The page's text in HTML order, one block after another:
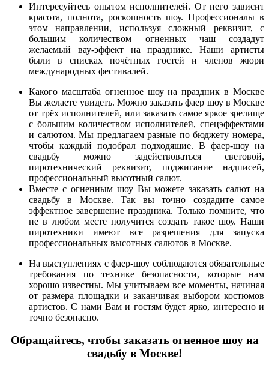
Интересуйтесь опытом исполнителей. От него зависит
красота, полнота, роскошность шоу. Профессионалы в
этом направлении, используя сложный реквизит, с
большим количеством огненных чаш создадут
желаемый вау-эффект на празднике. Наши артисты
были в списках почётных гостей и членов жюри
международных фестивалей.
Какого масштаба огненное шоу на праздник в Москве
Вы желаете увидеть. Можно заказать фаер шоу в Москве
от трёх исполнителей, или заказать самое яркое зрелище
с большим количеством исполнителей, спецэффектами
и салютом. Мы предлагаем разные по бюджету номера,
чтобы каждый подобрал подходящие. В фаер-шоу на
свадьбу можно задействоваться световой,
пиротехнический реквизит, поджигание надписей,
профессиональный высотный салют.
Вместе с огненным шоу Вы можете заказать салют на
свадьбу в Москве. Так вы точно создадите самое
эффектное завершение праздника. Только помните, что
не в любом месте получится создать такое шоу. Наши
пиротехники имеют все разрешения для запуска
профессиональных высотных салютов в Москве.
На выступлениях с фаер-шоу соблюдаются обязательные
требования по технике безопасности, которые нам
хорошо известны. Мы учитываем все моменты, начиная
от размера площадки и заканчивая выбором костюмов
артистов. С нами Вам и гостям будет ярко, интересно и
точно безопасно.
Обращайтесь, чтобы заказать огненное шоу на
свадьбу в Москве!